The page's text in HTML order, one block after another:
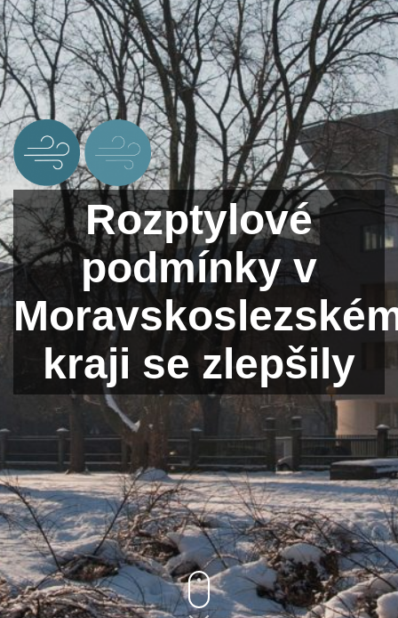
Rozptylové
podmínky v
kraji se zlepšily